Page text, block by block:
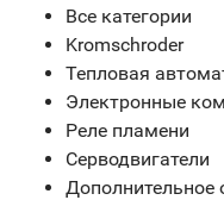
Все категории
Kromschroder
Тепловая
Электронные
Реле пламени
Серводвигатели
Дополнительное